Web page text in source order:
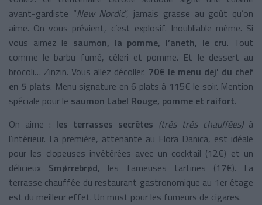
avant-gardiste “New Nordic”, jamais grasse au goût qu’on
aime. On vous prévient, c’est explosif. Inoubliable même. Si
vous aimez le saumon, la pomme, l’aneth, le cru. Tout
comme le barbu fumé, céleri et pomme. Et le dessert au
brocoli… Zinzin. Vous allez décoller. 70€ le menu dej' du chef
en 5 plats. Menu signature en 6 plats à 115€ le soir. Mention
spéciale pour le saumon Label Rouge, pomme et raifort.
On aime : les terrasses secrètes (très très chauffées)à
l’intérieur. La première, attenante au Flora Danica, est idéale
pour les clopeuses invétérées avec un cocktail (12€) et un
délicieux Smørrebrød, les fameuses tartines (17€). La
terrasse chauffée du restaurant gastronomique au 1er étage
est du meilleur effet. Un must pour les fumeurs de cigares.